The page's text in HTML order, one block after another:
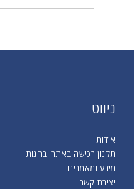
ניווט
אודות
תקנון רכישה באתר ובחנות
מידע ומאמרים
יצירת קשר